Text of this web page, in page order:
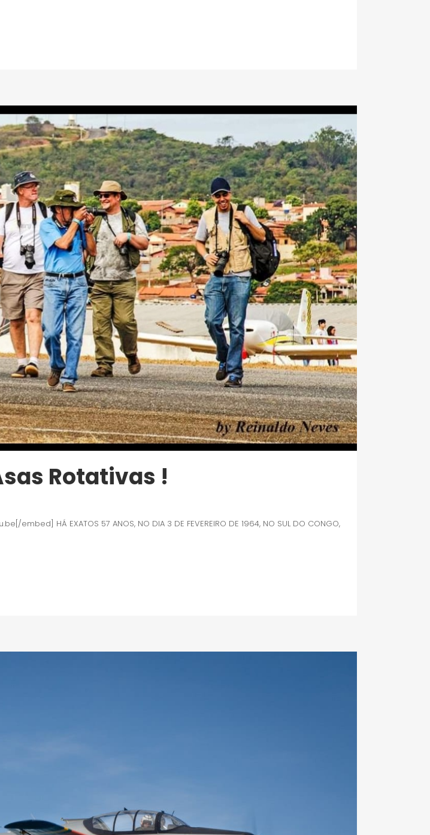
Rotativas !
HÁ EXATOS 57 ANOS, NO DIA 3 DE FEVEREIRO DE 1964, NO SUL DO CONGO,